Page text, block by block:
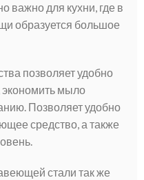
важно для кухни, где в
образуется большое
позволяет удобно
экономить мыло
Позволяет удобно
средство, а также
стали так же